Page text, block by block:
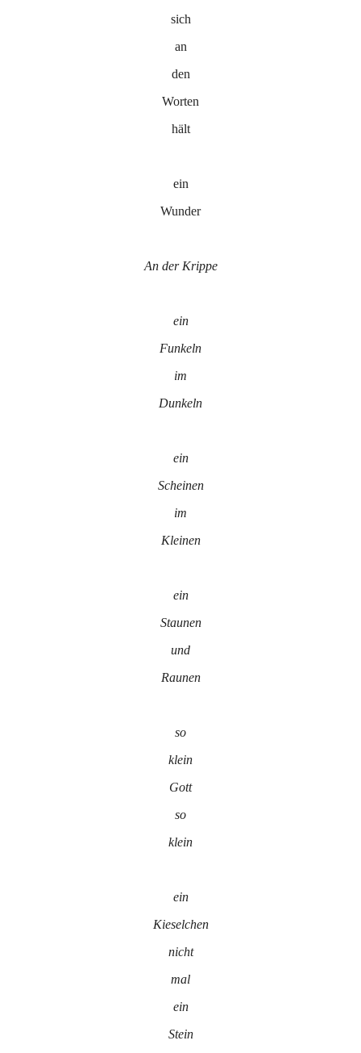
sich
an
den
Worten
hält
ein
Wunder
An der Krippe
ein
Funkeln
im
Dunkeln
ein
Scheinen
im
Kleinen
ein
Staunen
und
Raunen
so
klein
Gott
so
klein
ein
Kieselchen
nicht
mal
ein
Stein